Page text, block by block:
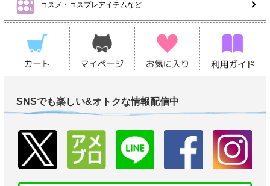
コスメ・コスプレアイテムなど
SNSでも楽しい&オトクな情報配信中